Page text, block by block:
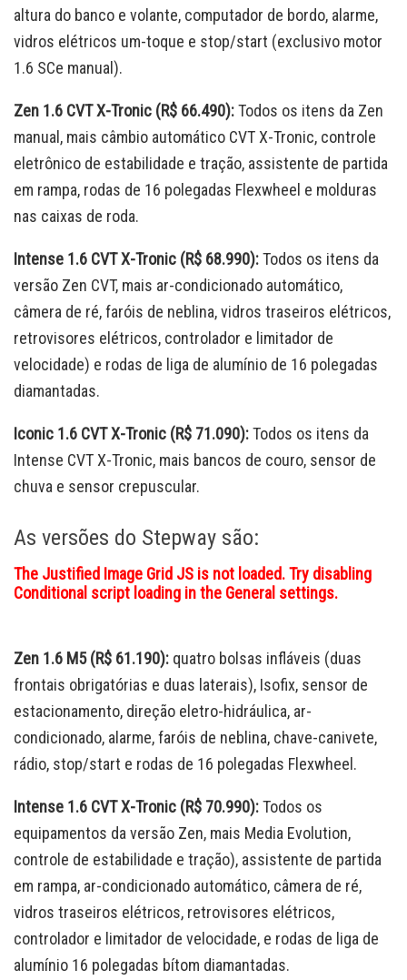
altura do banco e volante, computador de bordo, alarme,
vidros elétricos um-toque e stop/start (exclusivo motor
1.6 SCe manual).
Zen 1.6 CVT X-Tronic (R$ 66.490):Todos os itens da Zen
manual, mais câmbio automático CVT X-Tronic, controle
eletrônico de estabilidade e tração, assistente de partida
em rampa, rodas de 16 polegadas Flexwheel e molduras
nas caixas de roda.
Intense 1.6 CVT X-Tronic (R$ 68.990):Todos os itens da
versão Zen CVT, mais ar-condicionado automático,
câmera de ré, faróis de neblina, vidros traseiros elétricos,
retrovisores elétricos, controlador e limitador de
velocidade) e rodas de liga de alumínio de 16 polegadas
diamantadas.
Iconic 1.6 CVT X-Tronic (R$ 71.090):Todos os itens da
Intense CVT X-Tronic, mais bancos de couro, sensor de
chuva e sensor crepuscular.
As versões do Stepway são:
The Justified Image Grid JS is not loaded. Try disabling
Conditional script loading in the General settings.
Zen 1.6 M5 (R$ 61.190): quatro bolsas infláveis (duas
frontais obrigatórias e duas laterais), Isofix, sensor de
estacionamento, direção eletro-hidráulica, ar-
condicionado, alarme, faróis de neblina, chave-canivete,
rádio, stop/start e rodas de 16 polegadas Flexwheel.
Intense 1.6 CVT X-Tronic (R$ 70.990):Todos os
equipamentos da versão Zen, mais Media Evolution,
controle de estabilidade e tração), assistente de partida
em rampa, ar-condicionado automático, câmera de ré,
vidros traseiros elétricos, retrovisores elétricos,
controlador e limitador de velocidade, e rodas de liga de
alumínio 16 polegadas bítom diamantadas.